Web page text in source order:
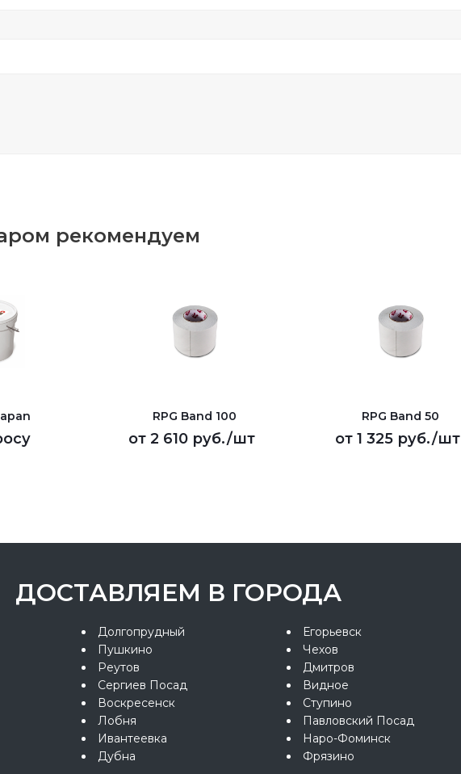
рекомендуем
RPG Band 100
от 2 610 руб./шт
RPG Band 50
от 1 325 руб./шт
ДОСТАВЛЯЕМ В ГОРОДА
Долгопрудный
Пушкино
Реутов
Сергиев Посад
Воскресенск
Лобня
Ивантеевка
Дубна
Егорьевск
Чехов
Дмитров
Видное
Ступино
Павловский Посад
Наро-Фоминск
Фрязино